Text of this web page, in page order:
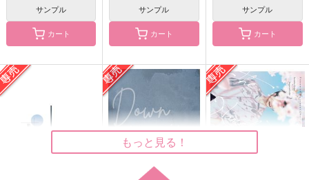
呪術師はハズレ職？い
いえ、異世界でも最強
1,430円（税込）
銀の墨
黒糖書房
専売 1,430円（税込）
呪術廻戦
五条悟×夏油傑
サンプル
秘密と嘘と最小律
黒糖書房
専売 1,430円（税込）
呪術廻戦
サンプル
カート
サンプル
カート
サンプル
カート
もっと見る！